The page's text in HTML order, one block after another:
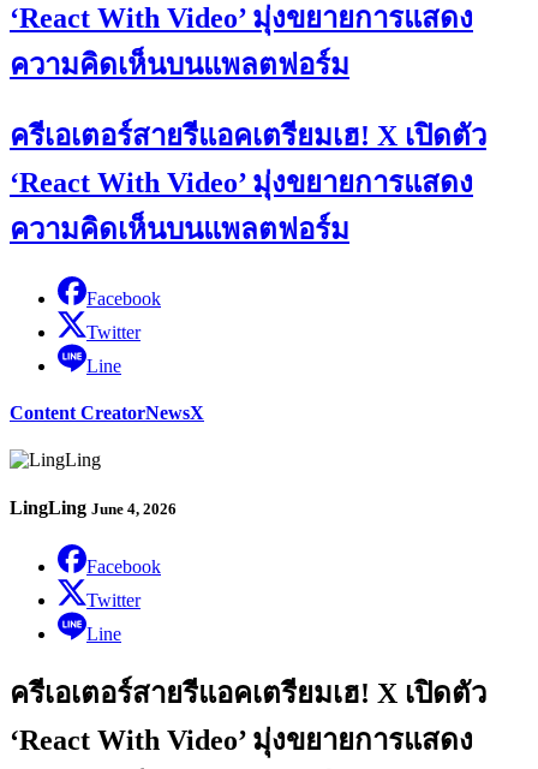
‘React With Video’ มุ่งขยายการแสดง
ความคิดเห็นบนแพลตฟอร์ม
ครีเอเตอร์สายรีแอคเตรียมเฮ! X เปิดตัว
‘React With Video’ มุ่งขยายการแสดง
ความคิดเห็นบนแพลตฟอร์ม
Facebook
Twitter
Line
Content CreatorNewsX
LingLing June 4, 2026
Facebook
Twitter
Line
ครีเอเตอร์สายรีแอคเตรียมเฮ! X เปิดตัว
‘React With Video’ มุ่งขยายการแสดง